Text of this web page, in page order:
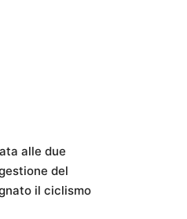
alle due
del
il ciclismo